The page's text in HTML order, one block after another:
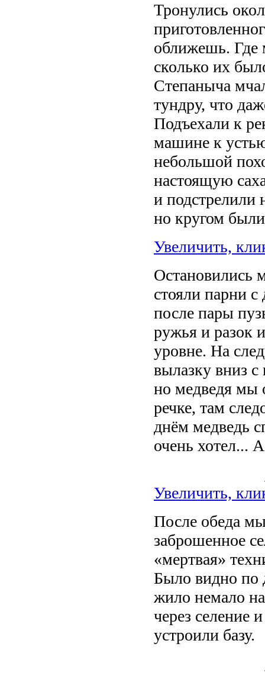
Тронулись
оближешь. Где
сколько их
Степаныча
тундру, что
Подъехали к
машине к
небольшой
настоящую
и подстрелили
но кругом
Увеличить,
Остановились
стояли парни
после пары
ружья и разок
уровне. На
вылазку вниз
но медведя мы
речке, там
днём медведь
очень хотел...
Увеличить,
После обеда
заброшенное
«мертвая»
Было видно по
жило немало
через селение
устроили базу.